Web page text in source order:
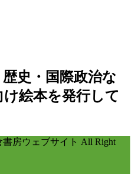
史・国際政治な
絵本を発行して
書房ウェブサイト All Right